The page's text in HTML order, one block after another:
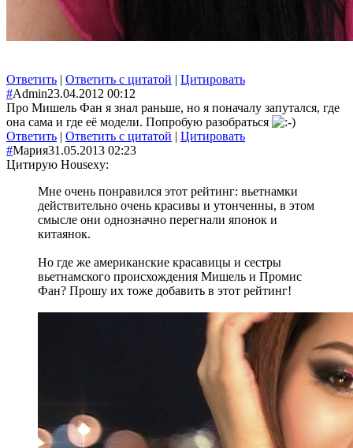
Ответить | Ответить с цитатой | Цитировать
#Admin23.04.2012 00:12
Про Мишель Фан я знал раньше, но я поначалу запутался, где
она сама и где её модели. Попробую разобраться
Ответить | Ответить с цитатой | Цитировать
#Мария31.05.2013 02:23
Цитирую Housexy:
Мне очень понравился этот рейтинг: вьетнамки
действительно очень красивы и утонченны, в этом
смысле они однозначно перегнали японок и
китаянок.
Но где же американские красавицы и сестры
вьетнамского происхождения Мишель и Промис
Фан? Прошу их тоже добавить в этот рейтинг!